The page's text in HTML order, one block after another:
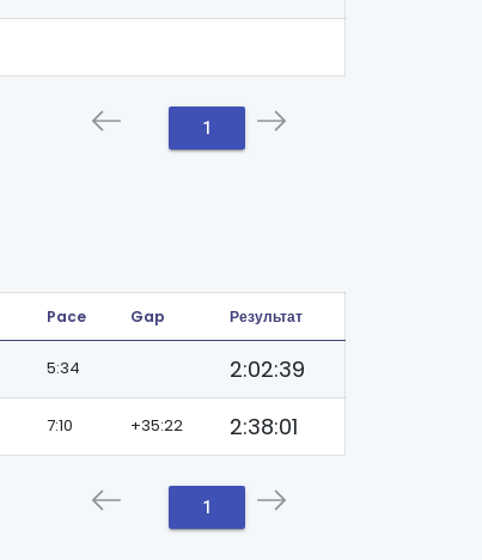
1
Pace Gap Результат
5:34
2:02:39
7:10 +35:22 2:38:01
1